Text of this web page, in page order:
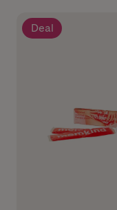
Deal